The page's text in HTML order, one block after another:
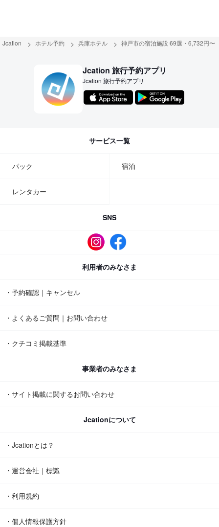
Jcation ホテル予約 兵庫ホテル 神戸市の宿泊施設 69選・6,732円〜
Jcation 旅行予約アプリ
Jcation 旅行予約アプリ
サービス一覧
パック 宿泊
レンタカー
SNS
利用者のみなさま
・予約確認｜キャンセル
・よくあるご質問｜お問い合わせ
・クチコミ掲載基準
事業者のみなさま
・サイト掲載に関するお問い合わせ
Jcationについて
・Jcationとは？
・運営会社｜標識
・利用規約
・個人情報保護方針